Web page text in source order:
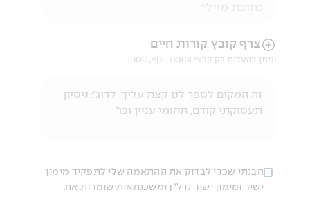
הניווט לאחר העלאת הקובץ באמצעות מקש ה-TAB
צרף קובץ קורות חיים
(ניתן להעלות רק קבצי DOC ,PDF, DOCX)
הבנתי שכדי לבדוק את ההתאמה שלי לתפקיד מימון
ישיר ומימון ישיר נדל"ן ומשכנתאות שומרות את